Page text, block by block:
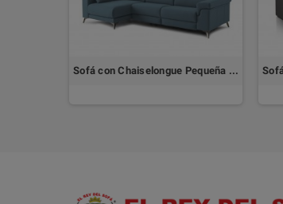
Sofá con Chaiselongue Pequeña DESCANSA by TOP TAPIZADOS